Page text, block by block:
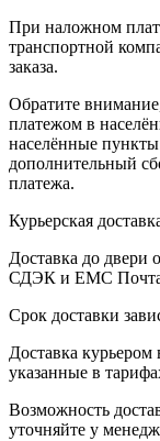
При наложном
транспортной
заказа.
Обратите
платежом в
населённые
дополнительный
платежа.
Курьерская
Доставка до двери
СДЭК и ЕМС Почта
Срок доставки
Доставка
указанные в
Возможность
уточняйте у